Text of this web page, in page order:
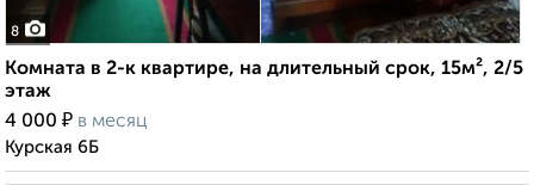
8
Комната в 2-к квартире, на длительный срок, 15м², 2/5
этаж
4 000 ₽ в месяц
Курская 6Б